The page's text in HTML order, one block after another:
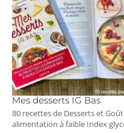
Mes desserts IG Bas
80 recettes de Desserts et
alimentation à faible Index